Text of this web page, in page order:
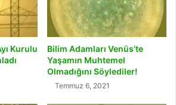
Kurulu
Bilim Adamları Venüs’te
Yaşamın Muhtemel
Olmadığını Söylediler!
Temmuz 6, 2021